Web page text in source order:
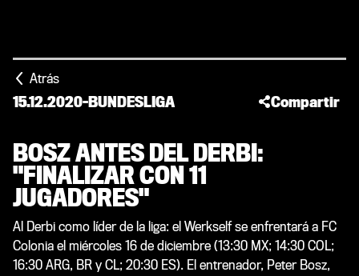
Atrás
15.12.2020-BUNDESLIGA Compartir
BOSZ ANTES DEL DERBI:
"FINALIZAR CON 11
JUGADORES"
Al Derbi como líder de la liga: el Werkself se enfrentará a FC
Colonia el miércoles 16 de diciembre (13:30 MX; 14:30 COL;
16:30 ARG, BR y CL; 20:30 ES). El entrenador, Peter Bosz,